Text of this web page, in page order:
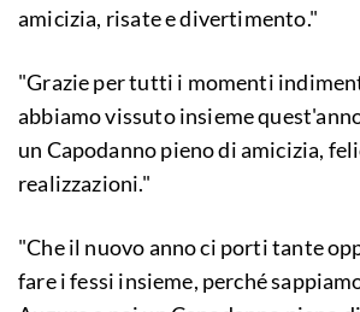
amicizia, risate e divertimento."
"Grazie per tutti i momenti
abbiamo vissuto insieme
un Capodanno pieno di amicizia,
realizzazioni."
"Che il nuovo anno ci porti tante
fare i fessi insieme, perché